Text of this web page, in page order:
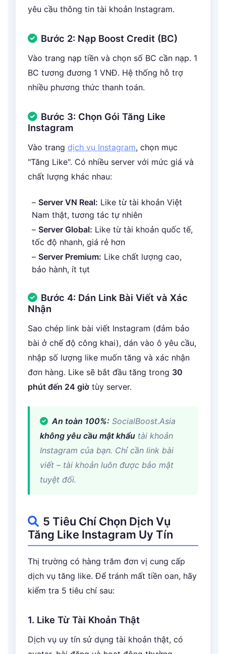
yêu cầu thông tin tài khoản Instagram.
Bước 2: Nạp Boost Credit (BC)
Vào trang nạp tiền và chọn số BC cần nạp. 1
BC tương đương 1 VNĐ. Hệ thống hỗ trợ
nhiều phương thức thanh toán.
Bước 3: Chọn Gói Tăng Like
Instagram
Vào trang dịch vụ Instagram, chọn mục
"Tăng Like". Có nhiều server với mức giá và
chất lượng khác nhau:
– Server VN Real: Like từ tài khoản Việt
Nam thật, tương tác tự nhiên
– Server Global: Like từ tài khoản quốc tế,
tốc độ nhanh, giá rẻ hơn
– Server Premium: Like chất lượng cao,
bảo hành, ít tụt
Bước 4: Dán Link Bài Viết và Xác
Nhận
Sao chép link bài viết Instagram (đảm bảo
bài ở chế độ công khai), dán vào ô yêu cầu,
nhập số lượng like muốn tăng và xác nhận
đơn hàng. Like sẽ bắt đầu tăng trong 30
phút đến 24 giờ tùy server.
An toàn 100%: SocialBoost.Asia
không yêu cầu mật khẩu tài khoản
Instagram của bạn. Chỉ cần link bài
viết – tài khoản luôn được bảo mật
tuyệt đối.
5 Tiêu Chí Chọn Dịch Vụ
Tăng Like Instagram Uy Tín
Thị trường có hàng trăm đơn vị cung cấp
dịch vụ tăng like. Để tránh mất tiền oan, hãy
kiểm tra 5 tiêu chí sau:
1. Like Từ Tài Khoản Thật
Dịch vụ uy tín sử dụng tài khoản thật, có